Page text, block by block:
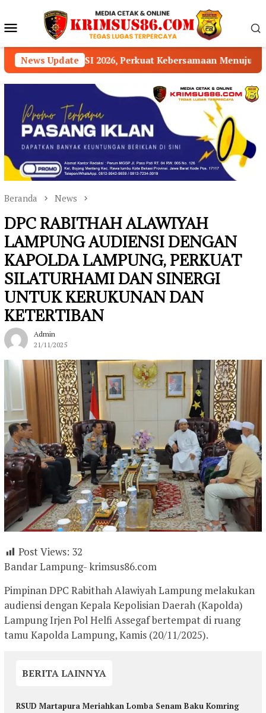
konten Menu
Mobile
News Update
Perkuat Kebersamaan Menuju OKU Timur Maju
Beranda News
DPC RABITHAH ALAWIYAH
LAMPUNG AUDIENSI DENGAN
KAPOLDA LAMPUNG, PERKUAT
SILATURHAMI DAN SINERGI
UNTUK KERUKUNAN DAN
KETERTIBAN
Admin
21/11/2025
Post Views: 32
Bandar Lampung- krimsus86.com
Pimpinan DPC Rabithah Alawiyah Lampung melakukan
audiensi dengan Kepala Kepolisian Daerah (Kapolda)
Lampung Irjen Pol Helfi Assegaf bertempat di ruang
tamu Kapolda Lampung, Kamis (20/11/2025).
BERITA LAINNYA
RSUD Martapura Meriahkan Lomba Senam Baku Komring